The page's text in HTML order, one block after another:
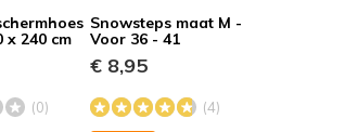
x 240 cm
(0)
Snowsteps maat M -
Voor 36 - 41
€ 8,95
(4)